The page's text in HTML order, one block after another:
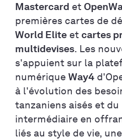
Mastercard et
premières cartes de
World Elite et cartes
multidevises. Les
s'appuient sur la
numérique Way4
à l'évolution des
tanzaniens aisés et
intermédiaire en
liés au style de vie,